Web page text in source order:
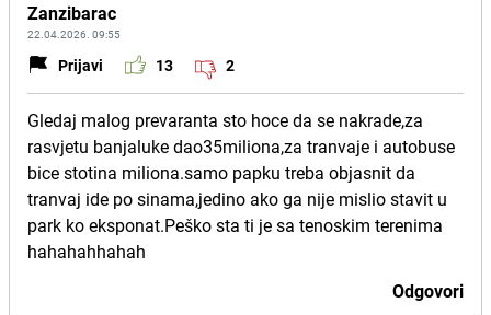
Zanzibarac
22.04.2026. 09:55
Prijavi 13 2
Gledaj malog prevaranta sto hoce da se nakrade,za
rasvjetu banjaluke dao35miliona,za tranvaje i autobuse
bice stotina miliona.samo papku treba objasnit da
tranvaj ide po sinama,jedino ako ga nije mislio stavit u
park ko eksponat.Peško sta ti je sa tenoskim terenima
hahahahhahah
Odgovori